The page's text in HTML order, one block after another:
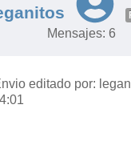
Mensajes: 6
editado por: